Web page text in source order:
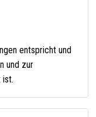
entspricht und
und zur
ist.